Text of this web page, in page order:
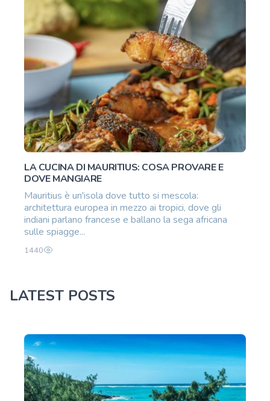
LA CUCINA DI MAURITIUS: COSA PROVARE E
DOVE MANGIARE
Mauritius è un'isola dove tutto si mescola:
architettura europea in mezzo ai tropici, dove gli
indiani parlano francese e ballano la sega africana
sulle spiagge...
1440
LATEST POSTS